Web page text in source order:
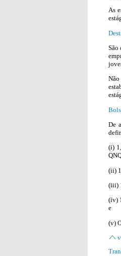
As
São
De
(i)
(ii)
(iii)
(iv)
e
(v)